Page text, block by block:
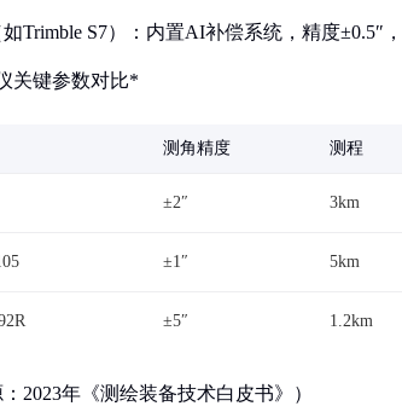
Trimble S7）：内置AI补偿系统，精度±0.5″
关键参数对比*
测角精度 测程
±2″ 3km
±1″ 5km
±5″ 1.2km
：2023年《测绘装备技术白皮书》）